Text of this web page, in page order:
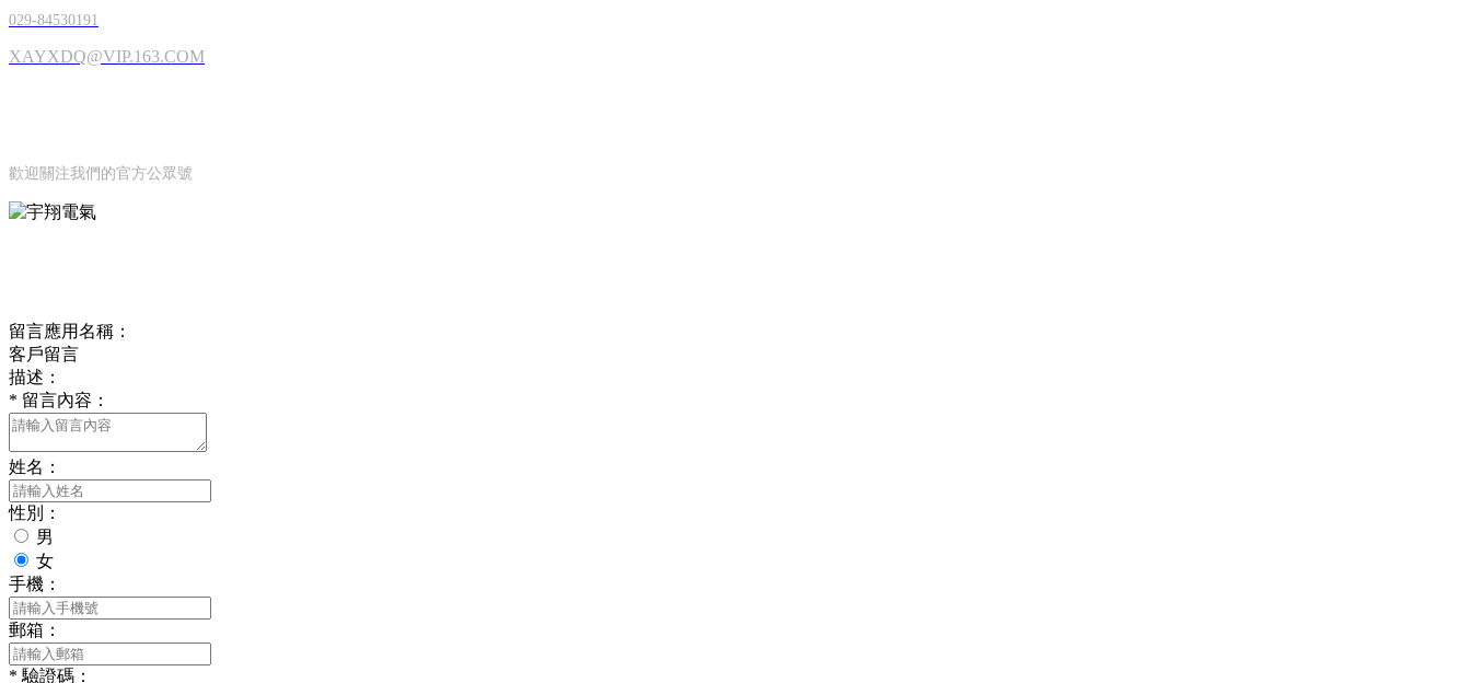
029-84530191
XAYXDQ@VIP.163.COM
歡迎關注我們的官方公眾號
留言應用名稱：
客戶留言
描述：
* 留言內容：
姓名：
性別：
男
女
手機：
郵箱：
* 驗證碼：